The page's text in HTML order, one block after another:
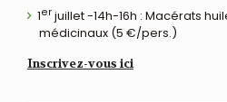
1erjuillet -14h-16h : Macérats
médicinaux (5 €/pers.)
Inscrivez-vous ici